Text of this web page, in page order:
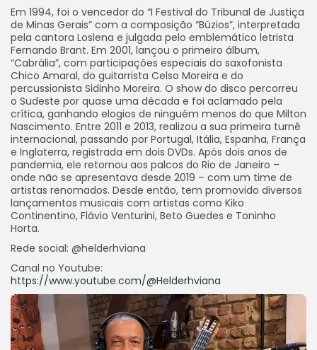
Em 1994, foi o vencedor do “I Festival do Tribunal de Justiça
de Minas Gerais” com a composição “Búzios”, interpretada
pela cantora Loslena e julgada pelo emblemático letrista
Fernando Brant. Em 2001, lançou o primeiro álbum,
“Cabrália”, com participações especiais do saxofonista
Chico Amaral, do guitarrista Celso Moreira e do
percussionista Sidinho Moreira. O show do disco percorreu
o Sudeste por quase uma década e foi aclamado pela
crítica, ganhando elogios de ninguém menos do que Milton
Nascimento. Entre 2011 e 2013, realizou a sua primeira turnê
internacional, passando por Portugal, Itália, Espanha, França
e Inglaterra, registrada em dois DVDs. Após dois anos de
pandemia, ele retornou aos palcos do Rio de Janeiro –
onde não se apresentava desde 2019 – com um time de
artistas renomados. Desde então, tem promovido diversos
lançamentos musicais com artistas como Kiko
Continentino, Flávio Venturini, Beto Guedes e Toninho
Horta.
Rede social: @helderhviana
Canal no Youtube:
https://www.youtube.com/@Helderhviana